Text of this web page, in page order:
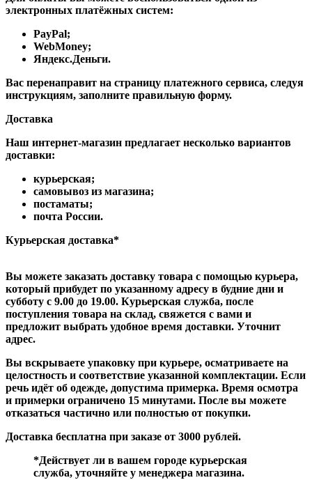
электронных платёжных систем:
PayPal;
WebMoney;
Яндекс.Деньги.
Вас перенаправит на страницу платежного сервиса, следуя
инструкциям, заполните правильную форму.
Доставка
Наш интернет-магазин предлагает несколько вариантов
доставки:
курьерская;
самовывоз из магазина;
постаматы;
почта России.
Курьерская доставка*
Вы можете заказать доставку товара с помощью курьера,
который прибудет по указанному адресу в будние дни и
субботу с 9.00 до 19.00. Курьерская служба, после
поступления товара на склад, свяжется с вами и
предложит выбрать удобное время доставки. Уточнит
адрес.
Вы вскрываете упаковку при курьере, осматриваете на
целостность и соответствие указанной комплектации. Если
речь идёт об одежде, допустима примерка. Время осмотра
и примерки ограничено 15 минутами. После вы можете
отказаться частично или полностью от покупки.
Доставка бесплатна при заказе от 3000 рублей.
*Действует ли в вашем городе курьерская
служба, уточняйте у менеджера магазина.